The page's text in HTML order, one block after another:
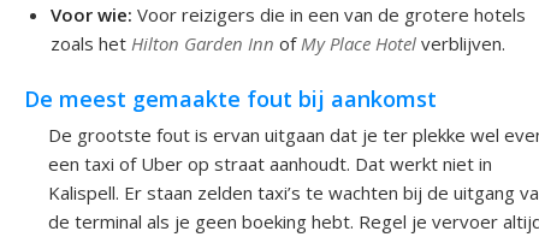
Voor wie: Voor reizigers die in een van de grotere hotels
zoals het Hilton Garden Inn of My Place Hotel verblijven.
De meest gemaakte fout bij aankomst
De grootste fout is ervan uitgaan dat je ter plekke wel
een taxi of Uber op straat aanhoudt. Dat werkt niet in
Kalispell. Er staan zelden taxi’s te wachten bij de uitgang
de terminal als je geen boeking hebt. Regel je vervoer